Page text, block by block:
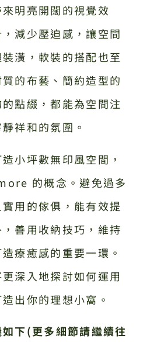
明亮開闊的視覺效
減少壓迫感，讓空間
潢，軟裝的搭配也至
的布藝、簡約造型的
點綴，都能為空間注
祥和的氛圍。
小坪數無印風空間，
的概念。避免過多
用的傢俱，能有效提
善用收納技巧，維持
療癒感的重要一環。
深入地探討如何運用
出你的理想小窩。
下(更多細節請繼續往